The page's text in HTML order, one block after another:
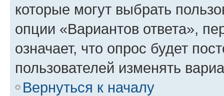
которые могут выбрать
опции «Вариантов ответа»,
означает, что опрос будет
пользователей изменять
Вернуться к началу